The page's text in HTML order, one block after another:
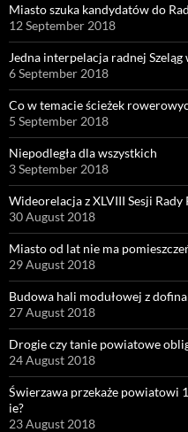
Miasto szuka kandydatów do
12 September 2018
Jedna interpelacja radnej
6 September 2018
Co w temacie ścieżek
5 September 2018
Niepodległa dla wszystkich
3 September 2018
Wideorelacja z XLVIII Sesji
30 August 2018
Miasto od lat nie ma
29 August 2018
Budowa hali modułowej z
27 August 2018
Drogie czy tanie powiatowe
24 August 2018
Świerzawa przekaże powiatowi
ie?
23 August 2018